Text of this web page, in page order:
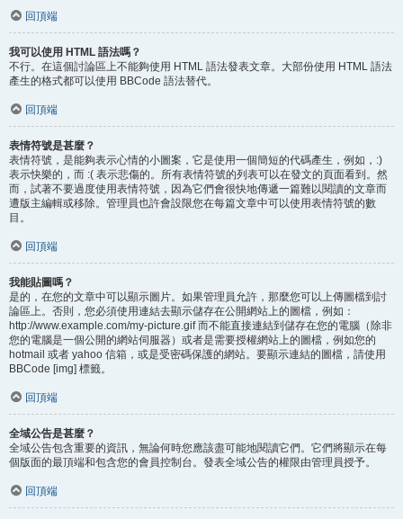
回頂端
我可以使用 HTML 語法嗎？
不行。在這個討論區上不能夠使用 HTML 語法發表文章。大部份使用 HTML 語法
產生的格式都可以使用 BBCode 語法替代。
回頂端
表情符號是甚麼？
表情符號，是能夠表示心情的小圖案，它是使用一個簡短的代碼產生，例如，:)
表示快樂的，而 :( 表示悲傷的。所有表情符號的列表可以在發文的頁面看到。然
而，試著不要過度使用表情符號，因為它們會很快地傳遞一篇難以閱讀的文章而
遭版主編輯或移除。管理員也許會設限您在每篇文章中可以使用表情符號的數
目。
回頂端
我能貼圖嗎？
是的，在您的文章中可以顯示圖片。如果管理員允許，那麼您可以上傳圖檔到討
論區上。否則，您必須使用連結去顯示儲存在公開網站上的圖檔，例如：
http://www.example.com/my-picture.gif 而不能直接連結到儲存在您的電腦（除非
您的電腦是一個公開的網站伺服器）或者是需要授權網站上的圖檔，例如您的
hotmail 或者 yahoo 信箱，或是受密碼保護的網站。要顯示連結的圖檔，請使用
BBCode [img] 標籤。
回頂端
全域公告是甚麼？
全域公告包含重要的資訊，無論何時您應該盡可能地閱讀它們。它們將顯示在每
個版面的最頂端和包含您的會員控制台。發表全域公告的權限由管理員授予。
回頂端